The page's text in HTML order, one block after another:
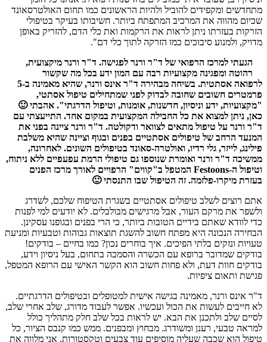
מתחדשים ומקפידים להוביל ולהיות הראשונים כמו תחום האולטרסאונד
שכיום מהווה את המרכיב המתפתח ביותר. חשיבותו בעיקר בטיפולי
הזרקות בעזרתו ניתן לראות את הרקמות ואת כלי הדם, להזריק באופן
מדויק, ולמנוע סיבוכים כמו הזרקה לתוך כלי דם".
הגעתי למרכז הרפואי של ד"ר ורנר לפגישה. ד"ר ורנר מיקצועית,
רהוטה ומפגינה מקצועיות רבה עם המון ידע בכל מה שקשור
לרפואה אסתטית. בשיחה מבהירה ד"ר אינס ורנר, שהיא מאמינה ב-5
פרמטרים חשובים שחובה לבדוק לפני שמתחילים טיפול אסתטי,
"מקצועיות, ידע וניסיון, חדשנות, אומנות, וטיפול הדרגתי". אהבתי 🙂
כאן, ניתן למצוא את כל החבילה המקצועית במקום אחד. התייעצתי עם
ד"ר ורנר על טיפול מתאים לצוואר ודקולטה. ד"ר ורנר ציינה בפני את
המנעד הרחב של טיפולים אסתטיים בפנים ובגוף וציינה שהיא משלבת
פילינג, לייזר, גלי רדיו, ואולטרה-סאונד בטיפולים השונים. לאחרונה,
ממשיכה ד"ר ורנר ואומרת שנוספו גם טיפולי הרמת עפעפיים ללא ניתוח,
וטיפול ה-Festoons המטפל ב"קווים" הרפויים לאורך מרכז הפנים
בעזרת מיקרו-פלזמה. זה הטיפול שבו התנסתי 🙂
אתם רוצים לשלב טיפולים אסתטיים בשגרת הטיפוח שלכם, לשדרג
ולשפר את מרקם העור, אבל מרגישים מבולבלים. לא יודעים למי לפנות
כדי לוודא שאתם בידיים הטובות ביותר, כי הרי בפנים ובגופנו עסקינן.
הבחירה הנכונה היא מפתח חשוב להשגת תוצאות גבוהות וטבעיות ומניעת
טעויות ונזקים בלתי הפיכים. איך בוחרים נכון? כמו בחיים – בודקים!
בודקים שמדובר ברופא עם הכשרה והסמכה בתחום, בעל ניסיון וידע,
בודקים חוות דעת, ולא פחות חשוב הוא הקשר האישי עם הרופא המטפל,
פגישת ותאום ציפיות.
ד"ר אינס ורנר, מאמינה בגישה אישית למטופלים ובטיפולים הדרגתיים.
לא חייבים לעשות את הכול ועכשיו. אפשר לעבוד מדורג, שלב אחרי שלב,
לסיים שלב ולתכנן את הבא. יש לראות בכל שלב חלק מתהליך כולל
למראה טבעי, רענן ומשודרג. מבחוץ ומבפנים. ממש כמו קנבס הציור, כל
טיפול הוא שכבה שעליה מוסיפים עוד צבעים וטקסטורות. אני מלווה את